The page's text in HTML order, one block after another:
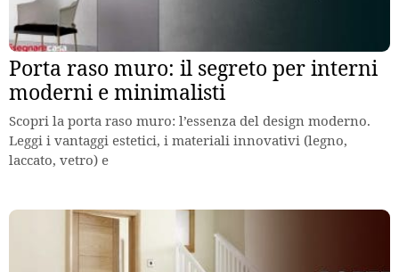
Porta raso muro: il segreto per interni
moderni e minimalisti
Scopri la porta raso muro: l’essenza del design moderno.
Leggi i vantaggi estetici, i materiali innovativi (legno,
laccato, vetro) e